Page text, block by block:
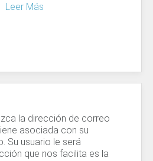
que nos facilita es la
electrónico*